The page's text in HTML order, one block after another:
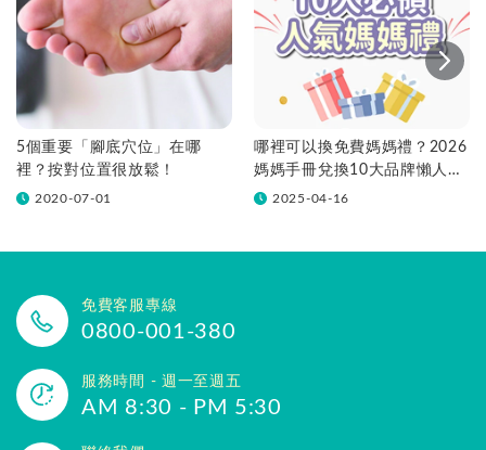
5個重要「腳底穴位」在哪
裡？按對位置很放鬆！
2020-07-01
哪裡可以換免費媽媽禮？2026
媽媽手冊兌換10大品牌懶人包
一次看！
2025-04-16
免費客服專線
0800-001-380
服務時間 - 週一至週五
AM 8:30 - PM 5:30